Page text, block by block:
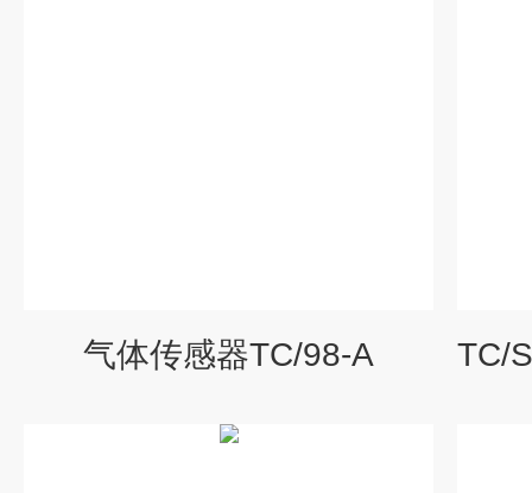
气体传感器TC/98-A